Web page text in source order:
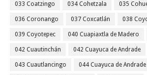
033 Coatzingo 034 Cohetzala 035
036 Coronango 037 Coxcatlán 038
039 Coyotepec 040 Cuapiaxtla de Madero
042 Cuautinchán 042 Cuayuca de Andrade
043 Cuautlancingo 044 Cuayuca de Andrade